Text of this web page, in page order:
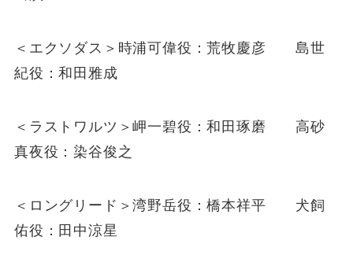
＜エクソダス＞時浦可偉役：荒牧慶彦 島世
紀役：和田雅成
＜ラストワルツ＞岬一碧役：和田琢磨 高砂
真夜役：染谷俊之
＜ロングリード＞湾野岳役：橋本祥平 犬飼
佑役：田中涼星